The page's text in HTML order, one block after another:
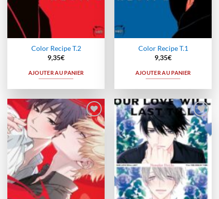
Color Recipe T.2
9,35€
AJOUTER AU PANIER
Color Recipe T.1
9,35€
AJOUTER AU PANIER
Ajouter
à la
wishlist
Ajouter
à la
wishlist